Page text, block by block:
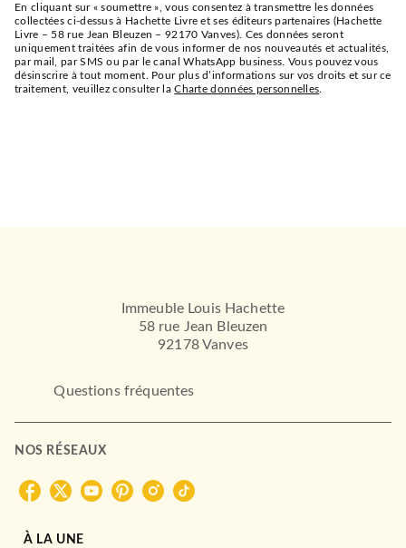
En cliquant sur « soumettre », vous consentez à transmettre les données
collectées ci-dessus à Hachette Livre et ses éditeurs partenaires (Hachette
Livre – 58 rue Jean Bleuzen – 92170 Vanves). Ces données seront
uniquement traitées afin de vous informer de nos nouveautés et actualités,
par mail, par SMS ou par le canal WhatsApp business. Vous pouvez vous
désinscrire à tout moment. Pour plus d’informations sur vos droits et sur ce
traitement, veuillez consulter laCharte données personnelles.
Immeuble Louis Hachette
58 rue Jean Bleuzen
92178 Vanves
Questions fréquentes
NOS RÉSEAUX
À LA UNE